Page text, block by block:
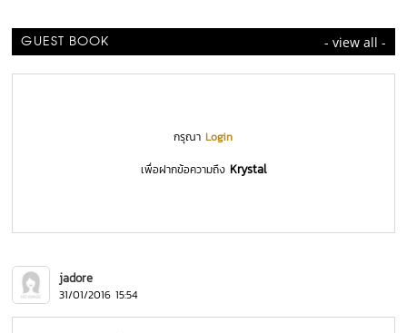
GUEST BOOK - view all -
กรุณาLogin
เพื่อฝากข้อความถึง Krystal
jadore
31/01/2016 15:54